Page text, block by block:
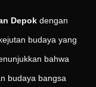
Depok dengan
budaya yang
bahwa
budaya bangsa